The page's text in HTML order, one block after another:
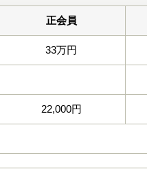
正会員
33万円
22,000円